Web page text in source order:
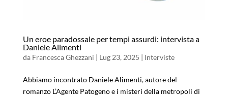
Un eroe paradossale per tempi assurdi: intervista a
Daniele Alimenti
da Francesca Ghezzani | Lug 23, 2025 | Interviste
Abbiamo incontrato Daniele Alimenti, autore del
romanzo L’Agente Patogeno e i misteri della metropoli di